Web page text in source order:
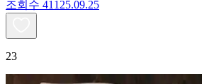
조회수 411 25.09.25
23